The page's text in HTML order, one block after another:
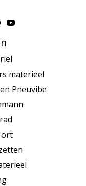
materieel
Pneuvibe